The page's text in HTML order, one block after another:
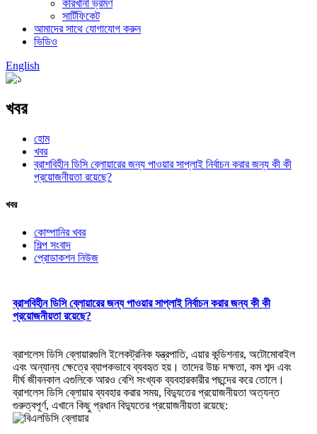
কারখানা ভ্রমণ
সার্টিফিকেট
আমাদের সাথে যোগাযোগ করুন
ভিডিও
English
খবর
হোম
খবর
ব্রাশবিহীন ডিসি ব্লোয়ারের জন্য পাওয়ার সাপ্লাই নির্বাচন করার জন্য কী কী
প্রয়োজনীয়তা রয়েছে?
খবর
কোম্পানির খবর
শিল্প সংবাদ
প্রোডাকশন নিউজ
ব্রাশবিহীন ডিসি ব্লোয়ারের জন্য পাওয়ার সাপ্লাই নির্বাচন করার জন্য কী কী
প্রয়োজনীয়তা রয়েছে?
ব্রাশলেস ডিসি ব্লোয়ারগুলি ইলেকট্রনিক যন্ত্রপাতি, এয়ার কন্ডিশনার, অটোমোবাইল
এবং অন্যান্য ক্ষেত্রে ব্যাপকভাবে ব্যবহৃত হয়। তাদের উচ্চ দক্ষতা, কম শব্দ এবং
দীর্ঘ জীবনকাল এগুলিকে আরও বেশি সংখ্যক ব্যবহারকারীর পছন্দের করে তোলে।
ব্রাশলেস ডিসি ব্লোয়ার ব্যবহার করার সময়, বিদ্যুতের প্রয়োজনীয়তা অত্যন্ত
গুরুত্বপূর্ণ, এখানে কিছু প্রধান বিদ্যুতের প্রয়োজনীয়তা রয়েছে: